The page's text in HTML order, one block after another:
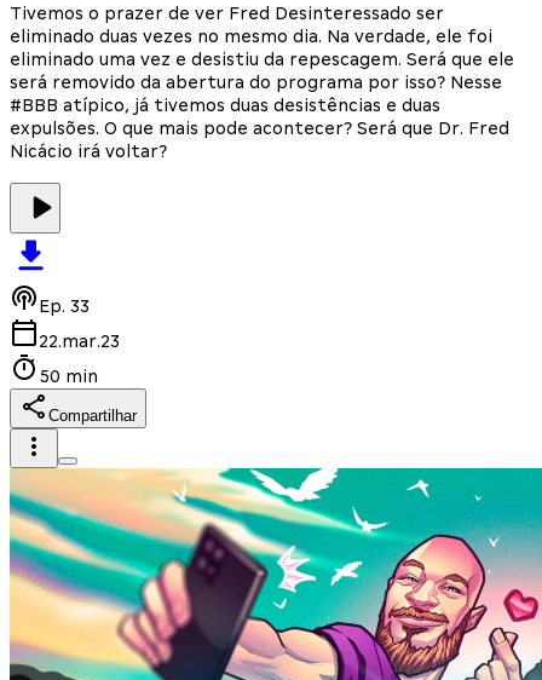
Tivemos o prazer de ver Fred Desinteressado ser
eliminado duas vezes no mesmo dia. Na verdade, ele foi
eliminado uma vez e desistiu da repescagem. Será que ele
será removido da abertura do programa por isso? Nesse
#BBB atípico, já tivemos duas desistências e duas
expulsões. O que mais pode acontecer? Será que Dr. Fred
Nicácio irá voltar?
Ep. 33
22.mar.23
50 min
Compartilhar